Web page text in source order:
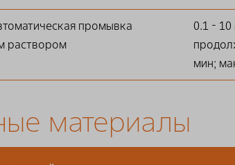
промывка
раствором
0.1 -
мин;
материалы